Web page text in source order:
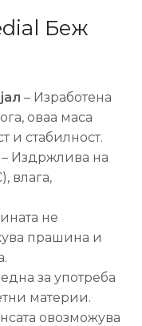
Беж
– Изработена
оваа маса
и стабилност.
– Издржлива на
влага,
не
прашина и
за употреба
материи.
овозможува